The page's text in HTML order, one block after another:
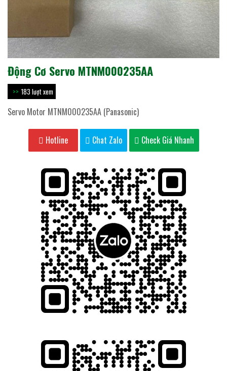
Động Cơ Servo MTNM000235AA
183 lượt xem
Servo Motor MTNM000235AA (Panasonic)
Hotline Chat Zalo Check Giá Nhanh